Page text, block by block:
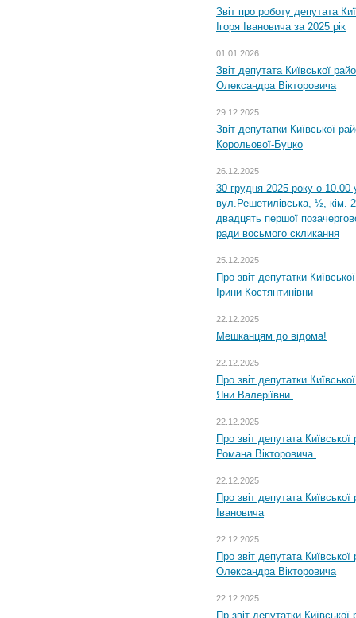
Звіт про роботу депутата
Ігоря Івановича за 2025 рік
01.01.2026
Звіт депутата Київської
Олександра Вікторовича
29.12.2025
Звіт депутатки Київської
Корольової-Буцко
26.12.2025
30 грудня 2025 року о 10.00
вул.Решетилівська, ½, кім.
двадцять першої
ради восьмого скликання
25.12.2025
Про звіт депутатки
Ірини Костянтинівни
22.12.2025
Мешканцям до відома!
22.12.2025
Про звіт депутатки
Яни Валеріївни.
22.12.2025
Про звіт депутата
Романа Вікторовича.
22.12.2025
Про звіт депутата
Івановича
22.12.2025
Про звіт депутата
Олександра Вікторовича
22.12.2025
Пр звіт депутатки